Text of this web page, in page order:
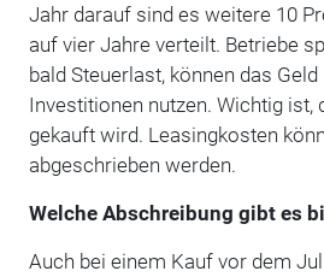
Jahr darauf sind es weitere 10
auf vier Jahre verteilt. Betriebe
bald Steuerlast, können das
Investitionen nutzen. Wichtig ist,
gekauft wird. Leasingkosten
abgeschrieben werden.
Welche Abschreibung gibt es
Auch bei einem Kauf vor dem